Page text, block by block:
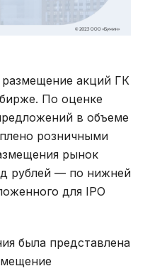
акций ГК
По оценке
в объеме
розничными
рынок
рублей — по нижней
для IPO
была представлена